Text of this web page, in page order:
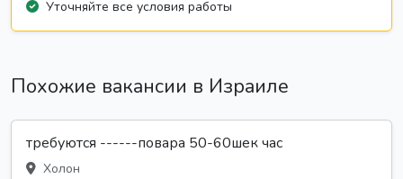
Уточняйте все условия работы
Похожие вакансии в Израиле
требуются ------повара 50-60шек час
Холон